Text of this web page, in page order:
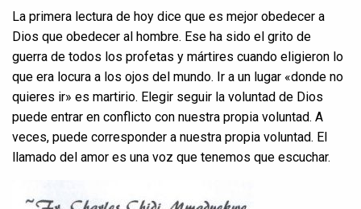
La primera lectura de hoy dice que es mejor obedecer a
Dios que obedecer al hombre. Ese ha sido el grito de
guerra de todos los profetas y mártires cuando eligieron lo
que era locura a los ojos del mundo. Ir a un lugar «donde no
quieres ir» es martirio. Elegir seguir la voluntad de Dios
puede entrar en conflicto con nuestra propia voluntad. A
veces, puede corresponder a nuestra propia voluntad. El
llamado del amor es una voz que tenemos que escuchar.